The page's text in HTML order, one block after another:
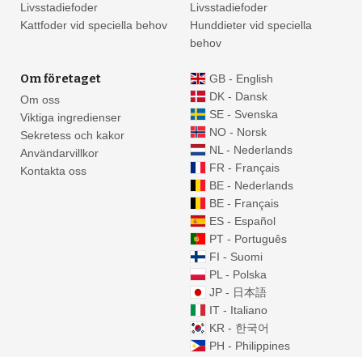
Livsstadiefoder
Kattfoder vid speciella behov
Livsstadiefoder
Hunddieter vid speciella
behov
Om företaget
Om oss
Viktiga ingredienser
Sekretess och kakor
Användarvillkor
Kontakta oss
GB - English
DK - Dansk
SE - Svenska
NO - Norsk
NL - Nederlands
FR - Français
BE - Nederlands
BE - Français
ES - Español
PT - Português
FI - Suomi
PL - Polska
JP - 日本語
IT - Italiano
KR - 한국어
PH - Philippines